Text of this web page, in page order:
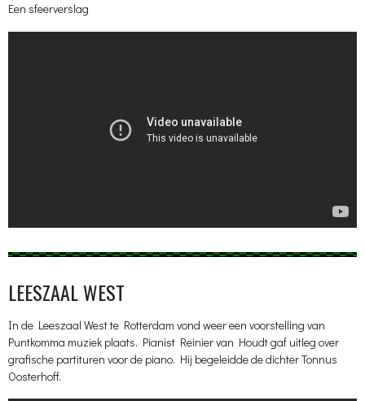
Een sfeerverslag
LEESZAAL WEST
In de Leeszaal West te Rotterdam vond weer een voorstelling van
Puntkomma muziek plaats. Pianist Reinier van Houdt gaf uitleg over
grafische partituren voor de piano. Hij begeleidde de dichter Tonnus
Oosterhoff.